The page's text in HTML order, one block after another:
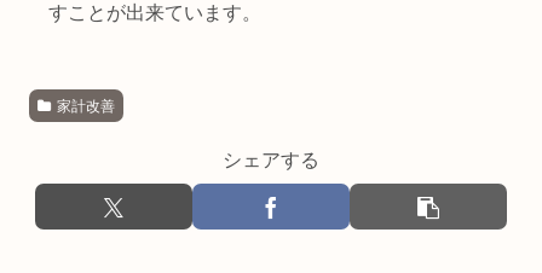
すことが出来ています。
家計改善
シェアする